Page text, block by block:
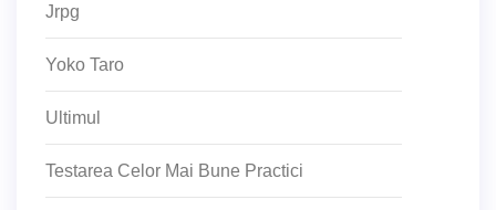
Jrpg
Yoko Taro
Ultimul
Testarea Celor Mai Bune Practici